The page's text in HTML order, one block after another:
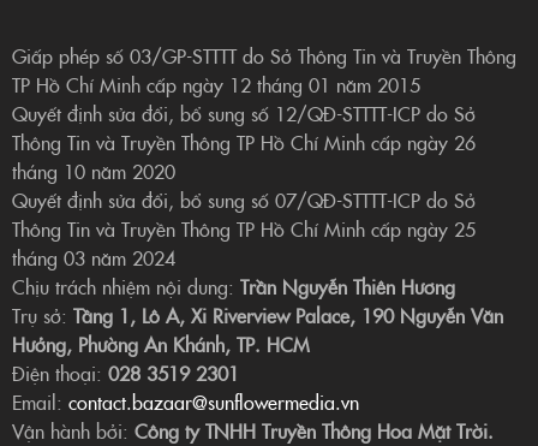
Giấp phép số 03/GP-STTTT do Sở Thông Tin và Truyền Thông
TP Hồ Chí Minh cấp ngày 12 tháng 01 năm 2015
Quyết định sửa đổi, bổ sung số 12/QĐ-STTTT-ICP do Sở
Thông Tin và Truyền Thông TP Hồ Chí Minh cấp ngày 26
tháng 10 năm 2020
Quyết định sửa đổi, bổ sung số 07/QĐ-STTTT-ICP do Sở
Thông Tin và Truyền Thông TP Hồ Chí Minh cấp ngày 25
tháng 03 năm 2024
Chịu trách nhiệm nội dung: Trần Nguyễn Thiên Hương
Trụ sở: Tầng 1, Lô A, Xi Riverview Palace, 190 Nguyễn Văn
Hưởng, Phường An Khánh, TP. HCM
Điện thoại: 028 3519 2301
Email: contact.bazaar@sunflowermedia.vn
Vận hành bởi: Công ty TNHH Truyền Thông Hoa Mặt Trời.